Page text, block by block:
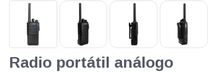
Radio portátil análogo